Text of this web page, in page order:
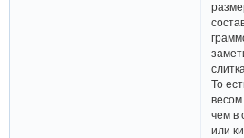
То
весом
чем в
или